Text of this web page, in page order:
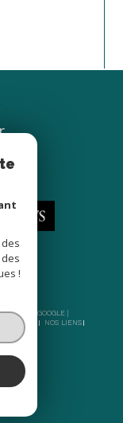
BY GOOGLE |
ADMIN
NOS LIENS
!